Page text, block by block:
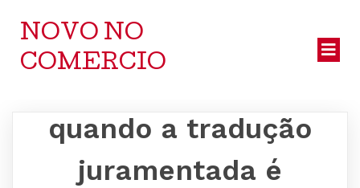
NOVO NO
COMERCIO
quando a tradução
juramentada é